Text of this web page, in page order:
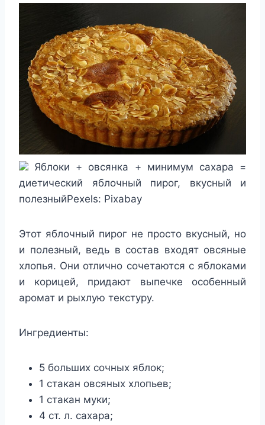
Яблоки + овсянка + минимум сахара =
диетический яблочный пирог, вкусный и
полезныйPexels: Pixabay
Этот яблочный пирог не просто вкусный, но
и полезный, ведь в состав входят овсяные
хлопья. Они отлично сочетаются с яблоками
и корицей, придают выпечке особенный
аромат и рыхлую текстуру.
Ингредиенты:
5 больших сочных яблок;
1 стакан овсяных хлопьев;
1 стакан муки;
4 ст. л. сахара;